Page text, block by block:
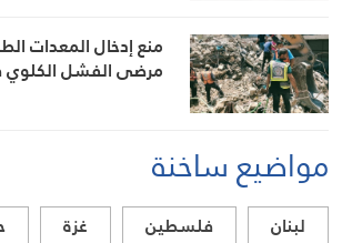
منع إدخال المعدات
مرضى الفشل
مواضيع ساخنة
لبنان فلسطين غزة